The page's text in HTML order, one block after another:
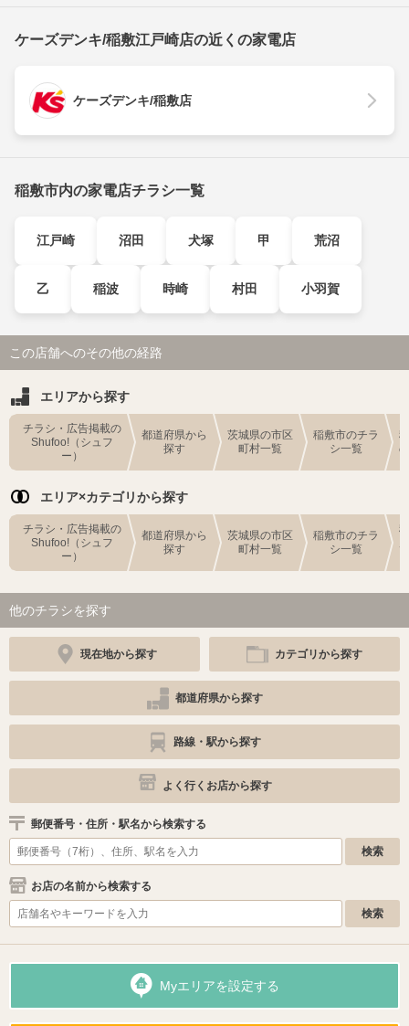
ケーズデンキ/稲敷江戸崎店の近くの家電店
ケーズデンキ/稲敷店
稲敷市内の家電店チラシ一覧
江戸崎 沼田 犬塚 甲 荒沼
乙 稲波 時崎 村田 小羽賀
この店舗へのその他の経路
エリアから探す
チラシ・広告掲載の
Shufoo!（シュフ
ー）
都道府県から
探す
茨城県の市区
町村一覧
稲敷市のチラ
シ一覧
エリア×カテゴリから探す
チラシ・広告掲載の
Shufoo!（シュフ
ー）
都道府県から
探す
茨城県の市区
町村一覧
稲敷市のチラ
シ一覧
他のチラシを探す
現在地から探す カテゴリから探す
都道府県から探す
路線・駅から探す
よく行くお店から探す
郵便番号・住所・駅名から検索する
お店の名前から検索する
Myエリアを設定する